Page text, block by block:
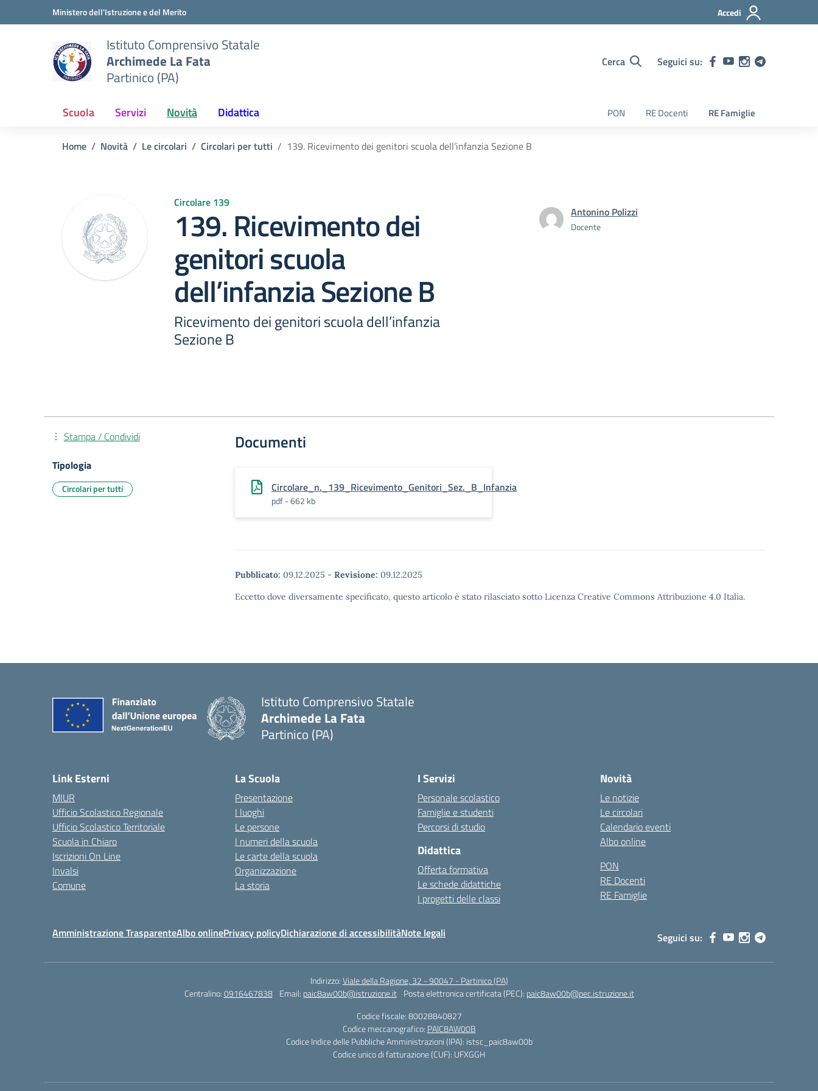
Vai ai contenuti
Vai al menu di navigazioneMinistero dell'Istruzione e del Merito Accedi
Istituto Comprensivo Statale
Archimede La Fata
Partinico (PA)
Cerca Seguici su:
Scuola Servizi Novità Didattica PON RE Docenti RE Famiglie
Home Novità Le circolari Circolari per tutti 139. Ricevimento dei genitori scuola dell’infanzia Sezione B
Circolare 139
139. Ricevimento dei
genitori scuola
dell’infanzia Sezione B
Ricevimento dei genitori scuola dell’infanzia
Sezione B
Antonino Polizzi
Docente
Documenti
Circolare_n._139_Ricevimento_Genitori_Sez._B_Infanzia
pdf - 662 kb
Pubblicato: 09.12.2025 - Revisione: 09.12.2025
Eccetto dove diversamente specificato, questo articolo è stato rilasciato sotto Licenza Creative Commons Attribuzione 4.0 Italia.
Stampa / Condividi
Tipologia
Circolari per tutti
Istituto Comprensivo Statale
Archimede La Fata
Partinico (PA)
Link Esterni
MIUR
Ufficio Scolastico Regionale
Ufficio Scolastico Territoriale
Scuola in Chiaro
Iscrizioni On Line
Invalsi
Comune
La Scuola
Presentazione
I luoghi
Le persone
I numeri della scuola
Le carte della scuola
Organizzazione
La storia
I Servizi
Personale scolastico
Famiglie e studenti
Percorsi di studio
Didattica
Offerta formativa
Le schede didattiche
I progetti delle classi
Novità
Le notizie
Le circolari
Calendario eventi
Albo online
PON
RE Docenti
RE Famiglie
Amministrazione TrasparenteAlbo onlinePrivacy policyDichiarazione di accessibilitàNote legali Seguici su:
Indirizzo:Viale della Ragione, 32 - 90047 - Partinico (PA)
Centralino:0916467838 Email: paic8aw00b@istruzione.it Posta elettronica certificata (PEC): paic8aw00b@pec.istruzione.it
Codice fiscale: 80028840827
Codice meccanografico: PAIC8AW00B
Codice Indice delle Pubbliche Amministrazioni (IPA): istsc_paic8aw00b
Codice unico di fatturazione (CUF): UFXGGH